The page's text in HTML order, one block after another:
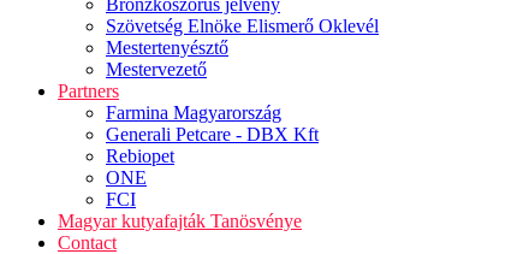
Bronzkoszorús jelvény
Szövetség Elnöke Elismerő Oklevél
Mestertenyésztő
Mestervezető
Partners
Farmina Magyarország
Generali Petcare - DBX Kft
Rebiopet
ONE
FCI
Magyar kutyafajták Tanösvénye
Contact